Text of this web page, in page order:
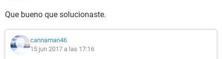
Que bueno que solucionaste.
cannaman46
15 jun 2017 a las 17:16